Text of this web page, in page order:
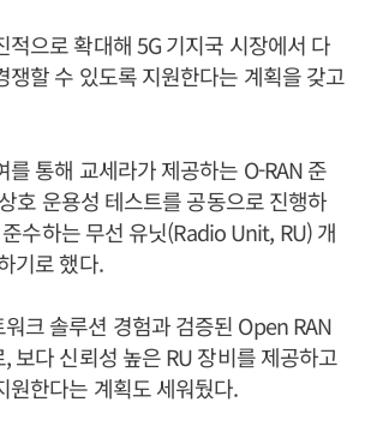
적으로 확대해 5G 기지국 시장에서 다
쟁할 수 있도록 지원한다는 계획을 갖고
를 통해 교세라가 제공하는 O-RAN 준
호 운용성 테스트를 공동으로 진행하
수하는 무선 유닛(Radio Unit, RU) 개
기로 했다.
크 솔루션 경험과 검증된 Open RAN
보다 신뢰성 높은 RU 장비를 제공하고
원한다는 계획도 세워뒀다.